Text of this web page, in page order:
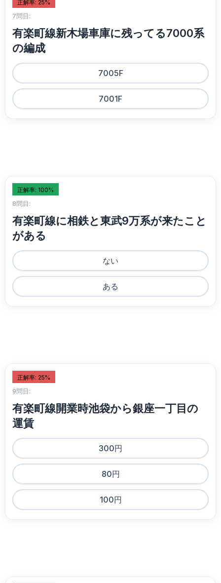
正解率: 25%
7問目:
有楽町線新木場車庫に残ってる7000系
の編成
7005F
7001F
正解率: 100%
8問目:
有楽町線に相鉄と東武9万系が来たこと
がある
ない
ある
正解率: 25%
9問目:
有楽町線開業時池袋から銀座一丁目の
運賃
300円
80円
100円